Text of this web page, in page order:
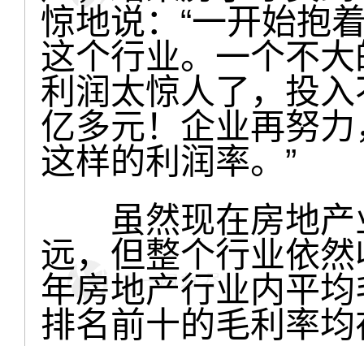
惊地说：“一开始抱
这个行业。一个不
利润太惊人了，投
亿多元！企业再努
这样的利润率。”
虽然现在房地产
远，但整个行业依
年房地产行业内平
排名前十的毛利率